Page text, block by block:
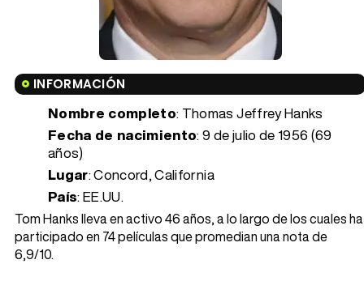
INFORMACIÓN
Nombre completo: Thomas Jeffrey Hanks
Fecha de nacimiento:9 de julio de 1956 (69
años)
Lugar: Concord, California
País: EE.UU.
Tom Hanks lleva en activo 46 años, a lo largo de los cuales ha
participado en 74 películas que promedian una nota de
6,9/10.